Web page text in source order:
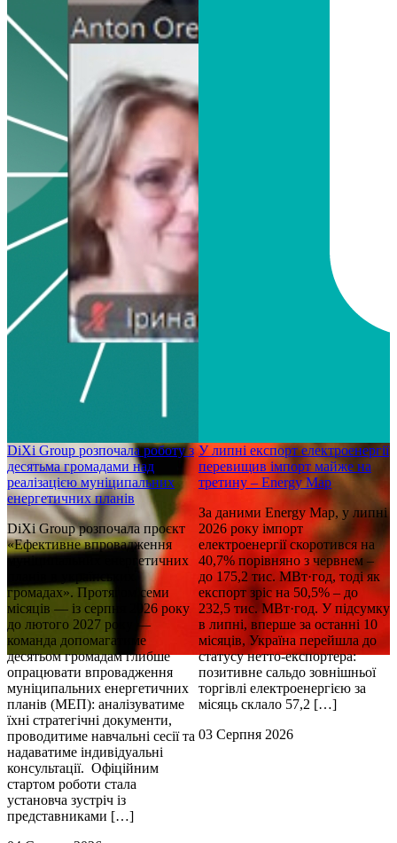
DiXi Group розпочала роботу з
десятьма громадами над
реалізацією муніципальних
енергетичних планів
DiXi Group розпочала проєкт
«Ефективне впровадження
муніципальних енергетичних
планів в українських
громадах». Протягом семи
місяців — із серпня 2026 року
до лютого 2027 року —
команда допомагатиме
десятьом громадам глибше
опрацювати впровадження
муніципальних енергетичних
планів (МЕП): аналізуватиме
їхні стратегічні документи,
проводитиме навчальні сесії та
надаватиме індивідуальні
консультації. Офіційним
стартом роботи стала
установча зустріч із
представниками […]
У липні експорт електроенергії
перевищив імпорт майже на
третину – Energy Map
За даними Energy Map, у липні
2026 року імпорт
електроенергії скоротився на
40,7% порівняно з червнем –
до 175,2 тис. МВт·год, тоді як
експорт зріс на 50,5% – до
232,5 тис. МВт·год. У підсумку
в липні, вперше за останні 10
місяців, Україна перейшла до
статусу нетто-експортера:
позитивне сальдо зовнішньої
торгівлі електроенергією за
місяць склало 57,2 […]
03 Серпня 2026